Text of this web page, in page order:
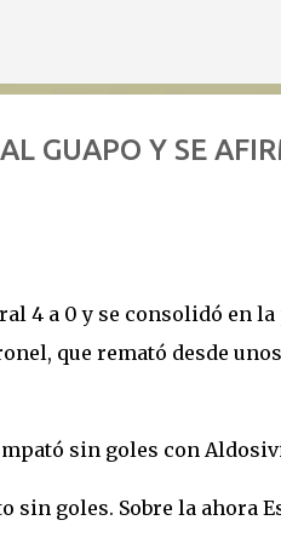
GUAPO Y SE
4 a 0 y se consolidó en
que remató desde
sin goles con
sin goles. Sobre la ahora